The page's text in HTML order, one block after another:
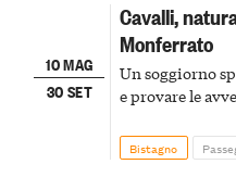
10 MAG
30 SET
Cavalli,
Monferrato
Un soggiorno
e provare le
Bistagno